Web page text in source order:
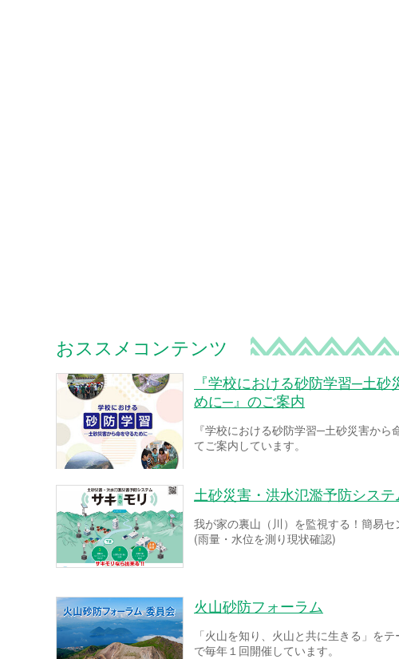
おススメコンテンツ
『学校における砂防学習─土
めに─』のご案内
『学校における砂防学習─土砂災害から
てご案内しています。
土砂災害・洪水氾濫予防シス
我が家の裏山（川）を監視する！簡易セ
(雨量・水位を測り現状確認)
火山砂防フォーラム
「火山を知り、火山と共に生きる」を
で毎年１回開催しています。